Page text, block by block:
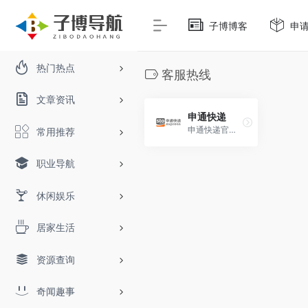
热门热点
文章资讯
常用推荐
职业导航
休闲娱乐
居家生活
资源查询
奇闻趣事
子博博客 申
客服热线
申通快递
申通快递官网,申通快递,快递,发快递,快递员,业务员查询,上门取件,在线下单(寄件),申通营业网点查询,快递加盟,单号追踪跟踪查询,投诉电话查询,车辆信息,申通新闻,招聘等服务,全国统一客服热线：95543.